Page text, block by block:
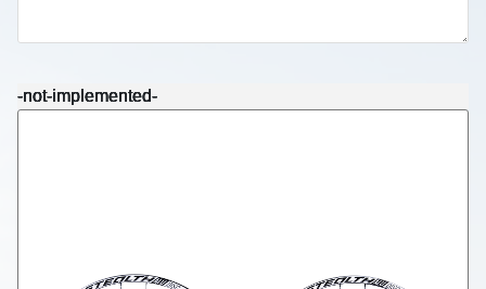
-not-implemented-
-not-implemented-
-not-implemented-
-not-implemented-